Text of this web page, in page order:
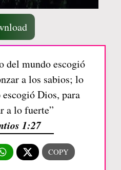
del mundo escogió
a los sabios; lo
Dios, para
a lo fuerte”
1:27